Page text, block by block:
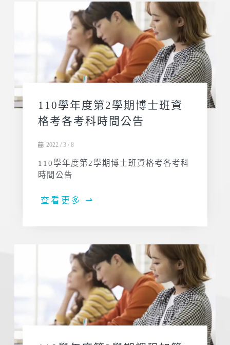
110學年度第2學期博士班資
格考各考科時間公告
2022 / 3 / 8
110學年度第2學期博士班資格考各考科
時間公告
查看更多 ⇀